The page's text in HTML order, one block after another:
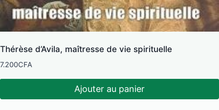
Thérèse d’Avila, maîtresse de vie spirituelle
7.200CFA
Ajouter au panier